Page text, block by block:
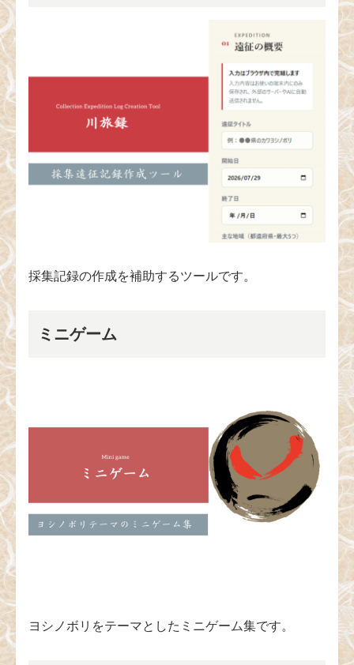
採集記録の作成を補助するツールです。
ミニゲーム
ヨシノボリをテーマとしたミニゲーム集です。